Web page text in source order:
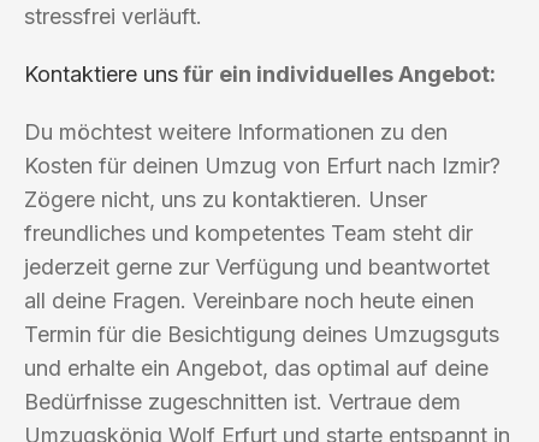
stressfrei verläuft.
Kontaktiere unsfür ein individuelles Angebot:
Du möchtest weitere Informationen zu den
Kosten für deinen Umzug von Erfurt nach Izmir?
Zögere nicht, uns zu kontaktieren. Unser
freundliches und kompetentes Team steht dir
jederzeit gerne zur Verfügung und beantwortet
all deine Fragen. Vereinbare noch heute einen
Termin für die Besichtigung deines Umzugsguts
und erhalte ein Angebot, das optimal auf deine
Bedürfnisse zugeschnitten ist. Vertraue dem
Umzugskönig Wolf Erfurt und starte entspannt in